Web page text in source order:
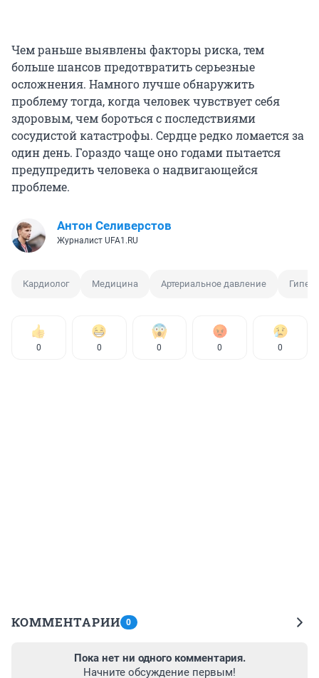
Чем раньше выявлены факторы риска, тем
больше шансов предотвратить серьезные
осложнения. Намного лучше обнаружить
проблему тогда, когда человек чувствует себя
здоровым, чем бороться с последствиями
сосудистой катастрофы. Сердце редко ломается за
один день. Гораздо чаще оно годами пытается
предупредить человека о надвигающейся
проблеме.
Антон Селиверстов
Журналист UFA1.RU
Кардиолог Медицина Артериальное давление
0 0 0 0 0
КОММЕНТАРИИ 0
Пока нет ни одного комментария.
Начните обсуждение первым!